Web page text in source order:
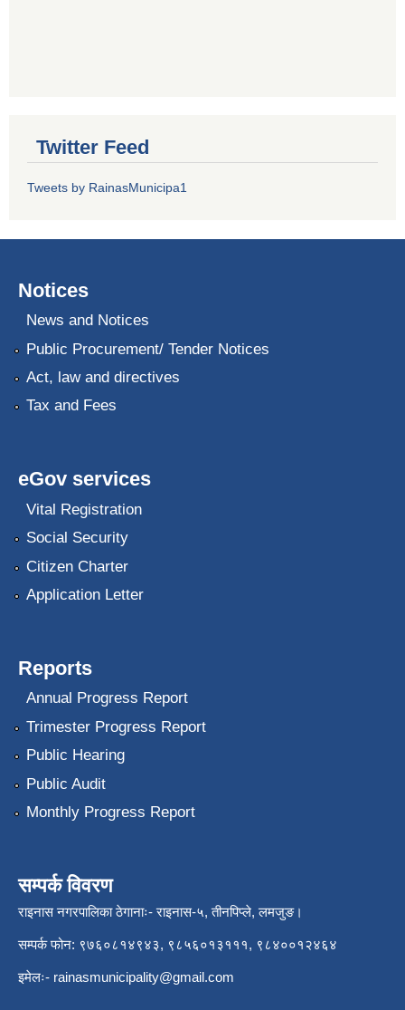
Twitter Feed
Tweets by RainasMunicipa1
Notices
News and Notices
Public Procurement/ Tender Notices
Act, law and directives
Tax and Fees
eGov services
Vital Registration
Social Security
Citizen Charter
Application Letter
Reports
Annual Progress Report
Trimester Progress Report
Public Hearing
Public Audit
Monthly Progress Report
सम्पर्क विवरण
राइनास नगरपालिका ठेगानाः- राइनास-५, तीनपिप्ले, लमजुङ।
सम्पर्क फोन: ९७६०८१४९४३, ९८५६०१३१११, ९८४००१२४६४
इमेलः- rainasmunicipality@gmail.com